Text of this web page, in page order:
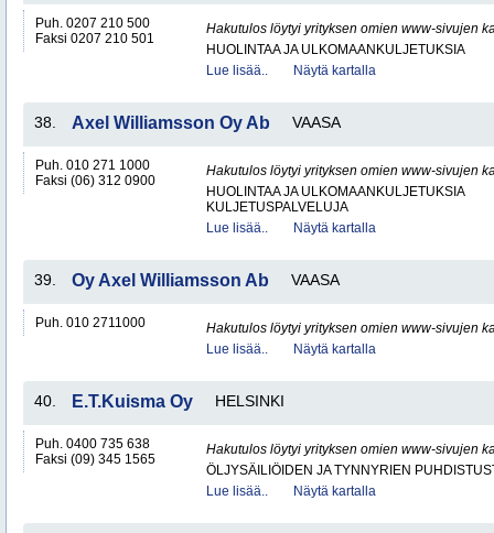
Puh. 0207 210 500
Faksi 0207 210 501
Hakutulos löytyi yrityksen omien www-sivujen
HUOLINTAA JA ULKOMAANKULJETUKSIA
Lue lisää..
Näytä kartalla
38. Axel Williamsson Oy Ab VAASA
Puh. 010 271 1000
Faksi (06) 312 0900
Hakutulos löytyi yrityksen omien www-sivujen
HUOLINTAA JA ULKOMAANKULJETUKSIA
KULJETUSPALVELUJA
Lue lisää..
Näytä kartalla
39. Oy Axel Williamsson Ab VAASA
Puh. 010 2711000
Hakutulos löytyi yrityksen omien www-sivujen
Lue lisää..
Näytä kartalla
40. E.T.Kuisma Oy HELSINKI
Puh. 0400 735 638
Faksi (09) 345 1565
Hakutulos löytyi yrityksen omien www-sivujen
ÖLJYSÄILIÖIDEN JA TYNNYRIEN
Lue lisää..
Näytä kartalla